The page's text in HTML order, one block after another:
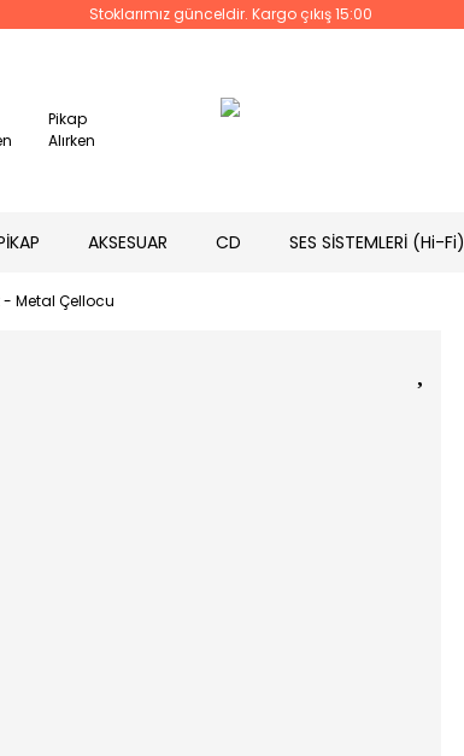
Stoklarımız günceldir. Kargo çıkış 15:00
Pikap
Alırken
AKSESUAR CD SES SİSTEMLERİ (Hi-Fi)
- Metal Çellocu